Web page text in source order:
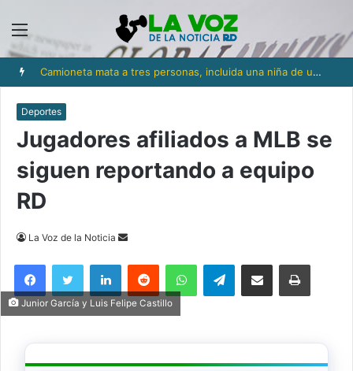
Menú
Camioneta mata a tres personas, incluida una niña de un año y medio, en Los Ríos
Deportes
Jugadores afiliados a MLB se
siguen reportando a equipo
RD
La Voz de la Noticia
Send
email
FacebookTwitter LinkedInReddit WhatsAppTelegramCompartir via Email Imprimi
Junior García y Luis Felipe Castillo